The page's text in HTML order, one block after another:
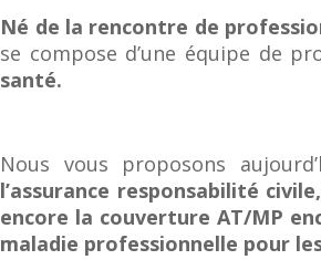
Né de la rencontre de
se compose d’une équipe de
santé.
Nous vous proposons
l’assurance responsabilité
encore la couverture AT/MP
maladie professionnelle pour